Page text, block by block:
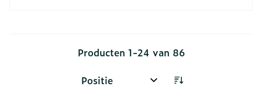
Producten 1-24 van 86
Sorteer op: